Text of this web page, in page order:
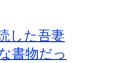
した吾妻
書物だっ